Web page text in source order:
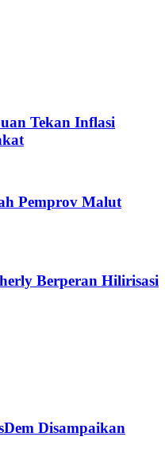
Tekan Inflasi
Pemprov Malut
Berperan Hilirisasi
Disampaikan